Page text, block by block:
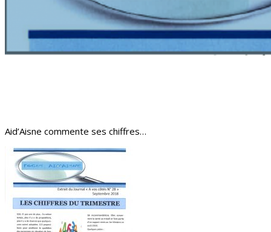
Aid’Aisne commente ses chiffres…